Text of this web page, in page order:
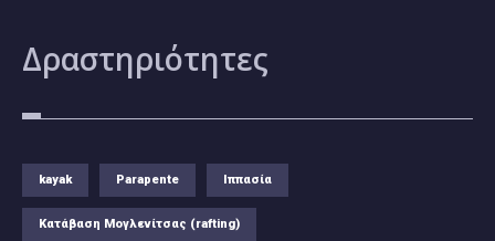
Δραστηριότητες
kayak Parapente Ιππασία
Κατάβαση Μογλενίτσας (rafting)